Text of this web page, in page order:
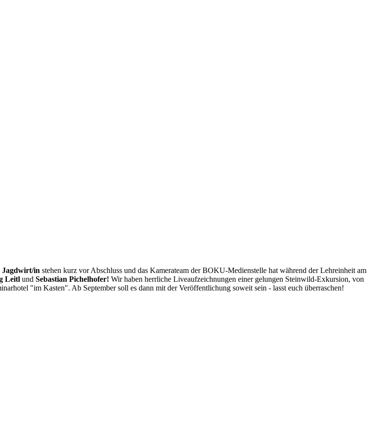
Jagdwirt/in stehen kurz vor Abschluss und das Kamerateam der BOKU-Medienstelle hat während der Lehreinheit am
Leitl und Sebastian Pichelhofer! Wir haben herrliche Liveaufzeichnungen einer gelungen Steinwild-Exkursion, von
"im Kasten". Ab September soll es dann mit der Veröffentlichung soweit sein - lasst euch überraschen!